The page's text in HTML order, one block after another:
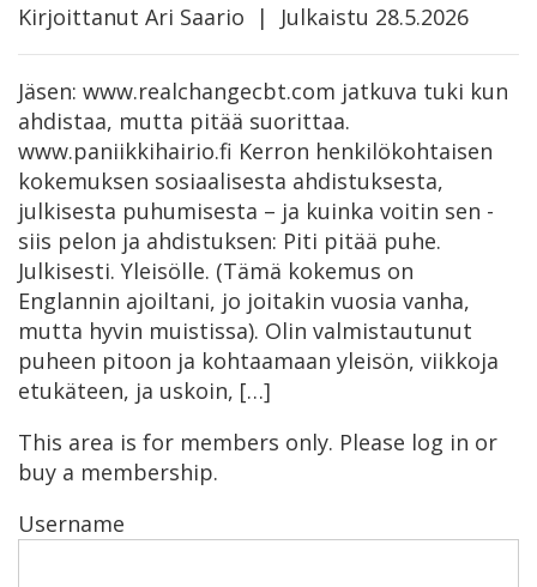
Kirjoittanut Ari Saario | Julkaistu 28.5.2026
Jäsen: www.realchangecbt.com jatkuva tuki kun
ahdistaa, mutta pitää suorittaa.
www.paniikkihairio.fi Kerron henkilökohtaisen
kokemuksen sosiaalisesta ahdistuksesta,
julkisesta puhumisesta – ja kuinka voitin sen -
siis pelon ja ahdistuksen: Piti pitää puhe.
Julkisesti. Yleisölle. (Tämä kokemus on
Englannin ajoiltani, jo joitakin vuosia vanha,
mutta hyvin muistissa). Olin valmistautunut
puheen pitoon ja kohtaamaan yleisön, viikkoja
etukäteen, ja uskoin, […]
This area is for members only. Please log in or
buy a membership.
Username